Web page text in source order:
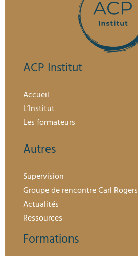
ACP Institut
Accueil
L’Institut
Les formateurs
Autres
Supervision
Groupe de rencontre Carl Rogers
Actualités
Ressources
Formations